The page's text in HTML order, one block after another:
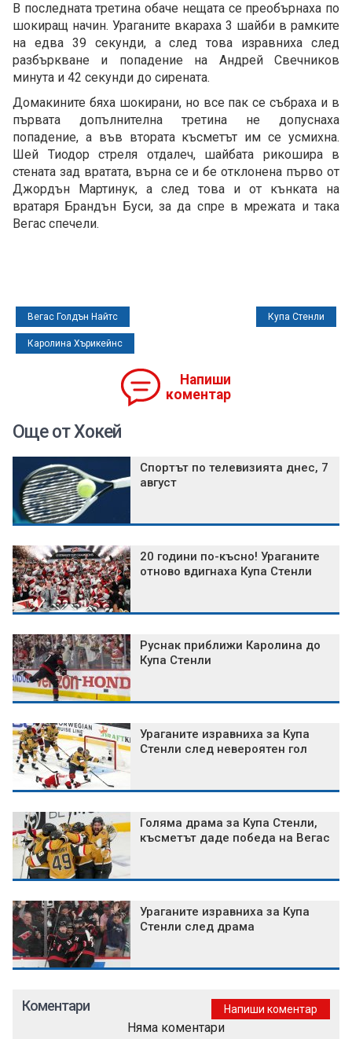
В последната третина обаче нещата се преобърнаха по
шокиращ начин. Ураганите вкараха 3 шайби в рамките
на едва 39 секунди, а след това изравниха след
разбъркване и попадение на Андрей Свечников
минута и 42 секунди до сирената.
Домакините бяха шокирани, но все пак се събраха и в
първата допълнителна третина не допуснаха
попадение, а във втората късметът им се усмихна.
Шей Тиодор стреля отдалеч, шайбата рикошира в
стената зад вратата, върна се и бе отклонена първо от
Джордън Мартинук, а след това и от кънката на
вратаря Брандън Буси, за да спре в мрежата и така
Вегас спечели.
Вегас Голдън Найтс Купа Стенли
Каролина Хърикейнс
Напиши
коментар
Още от Хокей
Спортът по телевизията днес, 7
август
20 години по-късно! Ураганите
отново вдигнаха Купа Стенли
Руснак приближи Каролина до
Купа Стенли
Ураганите изравниха за Купа
Стенли след невероятен гол
Голяма драма за Купа Стенли,
късметът даде победа на Вегас
Ураганите изравниха за Купа
Стенли след драма
Коментари Напиши коментар
Няма коментари